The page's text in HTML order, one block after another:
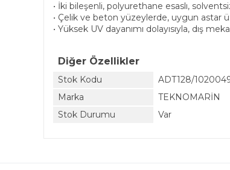
• İki bileşenli, polyurethane esaslı,
• Çelik ve beton yüzeylerde, uygun astar
• Yüksek UV dayanımı dolayısıyla, dış
Diğer Özellikler
Stok Kodu
ADT128/
Marka
TEKNOMARİN
Stok Durumu
Var